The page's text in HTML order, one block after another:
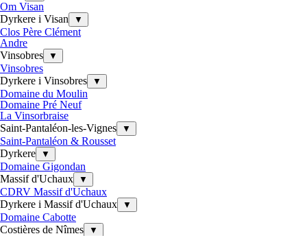
Om Visan
Dyrkere i Visan
▼
Clos Père Clément
Andre
Vinsobres
▼
Vinsobres
Dyrkere i Vinsobres
▼
Domaine du Moulin
Domaine Pré Neuf
La Vinsorbraise
Saint-Pantaléon-les-Vignes
▼
Saint-Pantaléon & Rousset
Dyrkere
▼
Domaine Gigondan
Massif d'Uchaux
▼
CDRV Massif d'Uchaux
Dyrkere i Massif d'Uchaux
▼
Domaine Cabotte
Costières de Nîmes
▼